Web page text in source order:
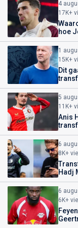
4
17K+
hoe
1
15K+
Dit
5
11K+
Anis
6
8K+
Hadj
6
6K+